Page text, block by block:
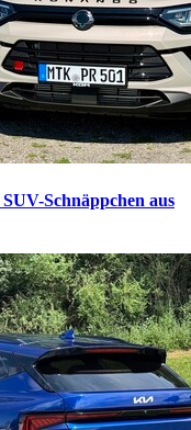
SUV-Schnäppchen aus